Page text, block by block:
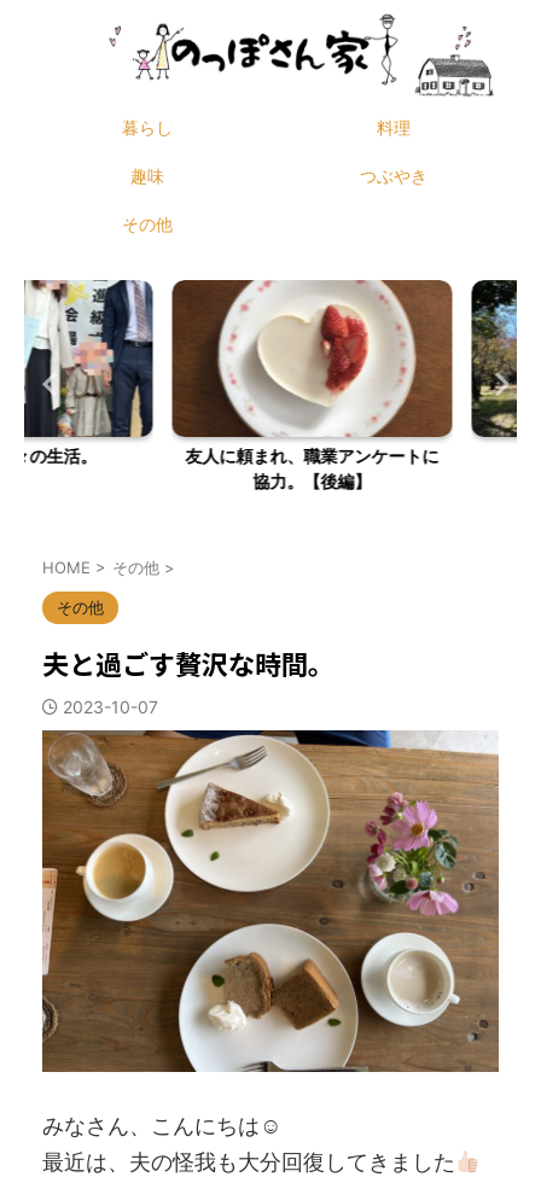
暮らし 料理
趣味 つぶやき
その他
生活。
友人に頼まれ、職業アンケートに
協力。【後編】
HOME > その他 >
その他
夫と過ごす贅沢な時間。
2023-10-07
みなさん、こんにちは☺︎
最近は、夫の怪我も大分回復してきました